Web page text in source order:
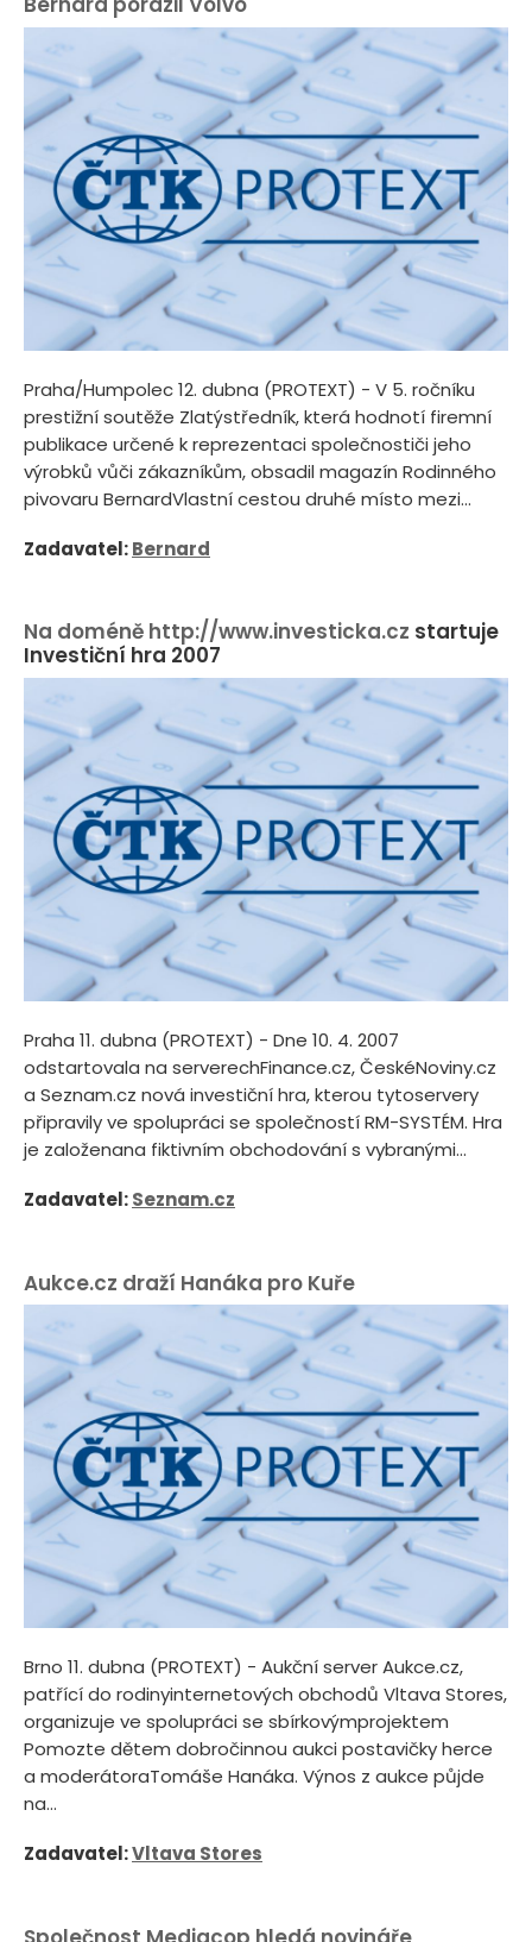
Praha/Humpolec 12. dubna (PROTEXT) - V 5. ročníku
prestižní soutěže Zlatýstředník, která hodnotí firemní
publikace určené k reprezentaci společnostiči jeho
výrobků vůči zákazníkům, obsadil magazín Rodinného
pivovaru BernardVlastní cestou druhé místo mezi...
Zadavatel:Bernard
Na doméně http://www.investicka.cz startuje
Investiční hra 2007
Praha 11. dubna (PROTEXT) - Dne 10. 4. 2007
odstartovala na serverechFinance.cz, ČeskéNoviny.cz
a Seznam.cz nová investiční hra, kterou tytoservery
připravily ve spolupráci se společností RM-SYSTÉM. Hra
je založenana fiktivním obchodování s vybranými...
Zadavatel:Seznam.cz
Aukce.cz draží Hanáka pro Kuře
Brno 11. dubna (PROTEXT) - Aukční server Aukce.cz,
patřící do rodinyinternetových obchodů Vltava Stores,
organizuje ve spolupráci se sbírkovýmprojektem
Pomozte dětem dobročinnou aukci postavičky herce
a moderátoraTomáše Hanáka. Výnos z aukce půjde
na...
Zadavatel:Vltava Stores